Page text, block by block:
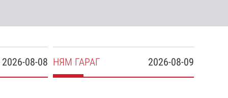
2026-08-08 2026-08-09
НЯМ ГАРАГ